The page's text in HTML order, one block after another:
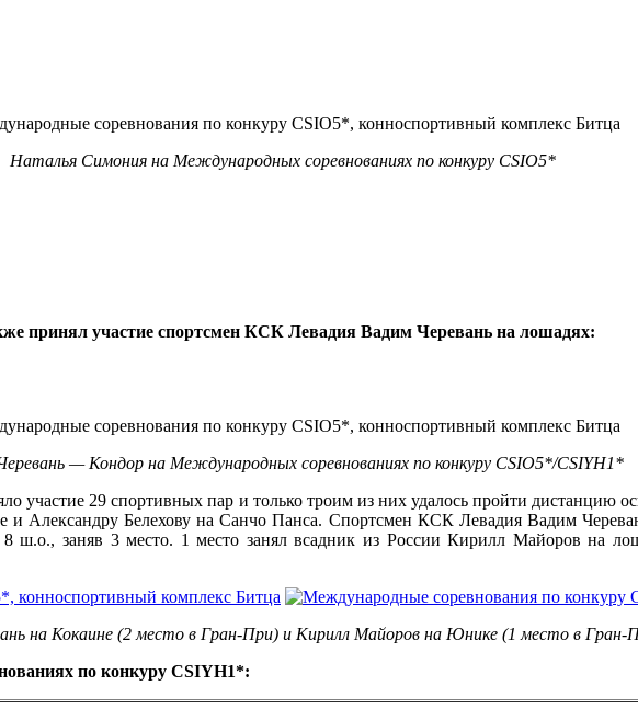
Наталья Симония на Международных соревнованиях по конкуру CSIO5*
принял участие спортсмен КСК Левадия Вадим Черевань на лошадях:
— Кондор на Международных соревнованиях по конкуру CSIO5*/CSIYH1*
участие 29 спортивных пар и только троим из них удалось пройти дистанцию
Александру Белехову на Санчо Панса. Спортсмен КСК Левадия Вадим
ш.о., заняв 3 место. 1 место занял всадник из России Кирилл Майоров на
на Кокаине (2 место в Гран-При) и Кирилл Майоров на Юнике (1 место в Гран-
по конкуру CSIYH1*: